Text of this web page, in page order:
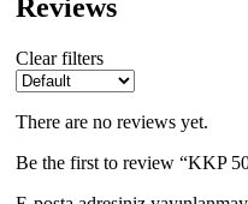
Reviews
Clear filters
There are no reviews yet.
Be the first to review “KKP